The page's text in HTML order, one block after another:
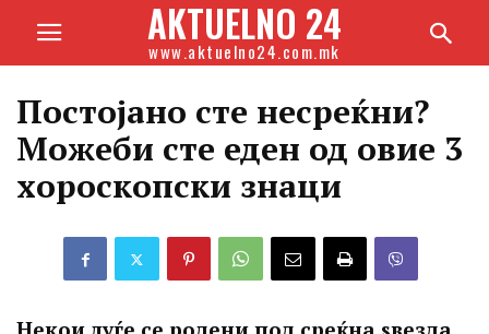
AKTUELNO 24
www.aktuelno24.com.mk
Постојано сте несреќни?
Можеби сте еден од овие 3
хороскопски знаци